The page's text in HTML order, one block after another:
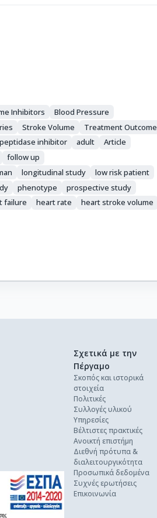
Inhibitors
Blood Pressure
Stroke Volume
Treatment Outcome
inhibitor adult
Article
follow up
longitudinal study
low risk patient
phenotype
prospective study
failure heart rate
heart stroke volume
Σχετικά με την
Πέργαμο
Σκοπός και ιστορικά
στοιχεία
Πολιτικές
Συλλογές υλικού
Υπηρεσίες
Βέλτιστες πρακτικές
Ανοικτή επιστήμη
Διεθνή πρότυπα &
διαλειτουργικότητα
Προσωπικά δεδομένα
Συχνές ερωτήσεις
Επικοινωνία